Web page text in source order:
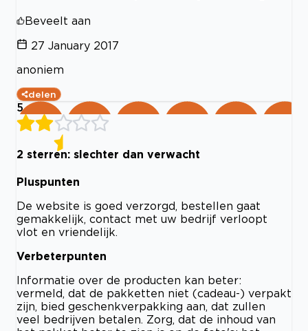
Beveelt aan
27 January 2017
anoniem
delen
5
2 sterren: slechter dan verwacht
Pluspunten
De website is goed verzorgd, bestellen gaat
gemakkelijk, contact met uw bedrijf verloopt
vlot en vriendelijk.
Verbeterpunten
Informatie over de producten kan beter:
vermeld, dat de pakketten niet (cadeau-) verpakt
zijn, bied geschenkverpakking aan, dat zullen
veel bedrijven betalen. Zorg, dat de inhoud van